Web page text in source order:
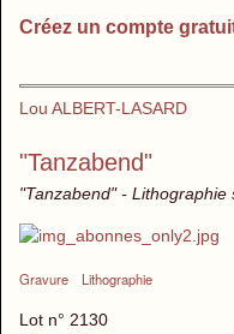
Créez un compte
Lou ALBERT-LASARD
"Tanzabend"
"Tanzabend" - Lithographie
Gravure Lithographie
Lot n° 2130